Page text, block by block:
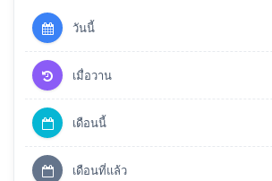
วันนี้
เมื่อวาน
เดือนนี้
เดือนที่แล้ว